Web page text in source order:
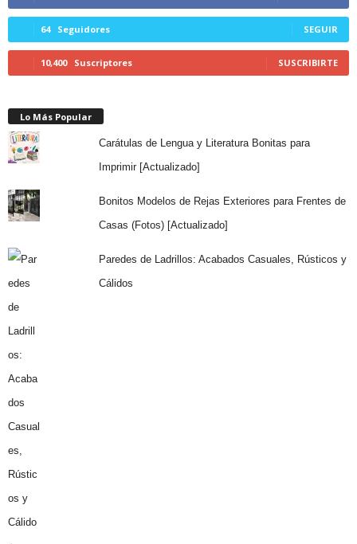
64 Seguidores SEGUIR
10,400 Suscriptores SUSCRIBIRTE
Lo Más Popular
Carátulas de Lengua y Literatura Bonitas para
Imprimir [Actualizado]
Bonitos Modelos de Rejas Exteriores para Frentes de
Casas (Fotos) [Actualizado]
Paredes de Ladrillos: Acabados Casuales, Rústicos y
Cálidos